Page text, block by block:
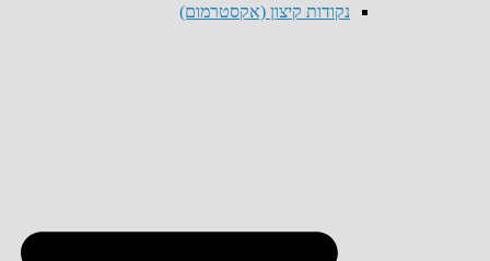
נקודות קיצון (אקסטרמום)